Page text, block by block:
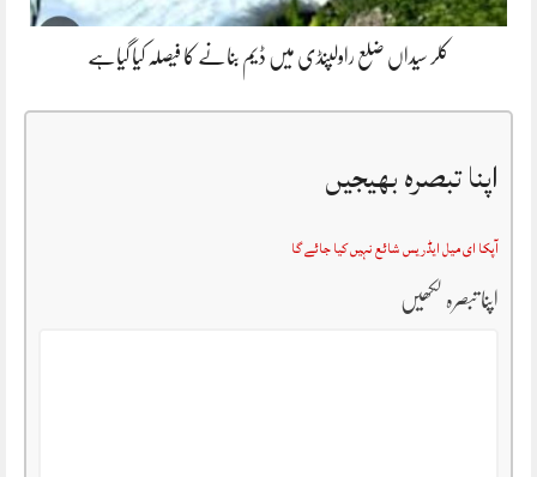
کلر سیداں ضلع راولپنڈی میں ڈیم بنانے کا فیصلہ کیا گیاہے
اپنا تبصرہ بھیجیں
آپکا ای میل ایڈریس شائع نہیں کیا جائے گا
اپنا تبصرہ لکھیں